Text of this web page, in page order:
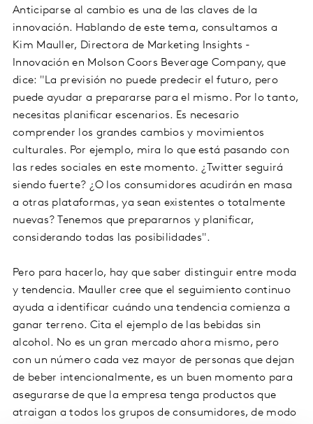
Anticiparse al cambio es una de las claves de la
innovación. Hablando de este tema, consultamos a
Kim Mauller, Directora de Marketing Insights -
Innovación en Molson Coors Beverage Company, que
dice: "La previsión no puede predecir el futuro, pero
puede ayudar a prepararse para el mismo. Por lo tanto,
necesitas planificar escenarios. Es necesario
comprender los grandes cambios y movimientos
culturales. Por ejemplo, mira lo que está pasando con
las redes sociales en este momento. ¿Twitter seguirá
siendo fuerte? ¿O los consumidores acudirán en masa
a otras plataformas, ya sean existentes o totalmente
nuevas? Tenemos que prepararnos y planificar,
considerando todas las posibilidades".
Pero para hacerlo, hay que saber distinguir entre moda
y tendencia. Mauller cree que el seguimiento continuo
ayuda a identificar cuándo una tendencia comienza a
ganar terreno. Cita el ejemplo de las bebidas sin
alcohol. No es un gran mercado ahora mismo, pero
con un número cada vez mayor de personas que dejan
de beber intencionalmente, es un buen momento para
asegurarse de que la empresa tenga productos que
atraigan a todos los grupos de consumidores, de modo